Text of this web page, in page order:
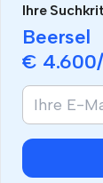
Ihre
Beersel
€ 4.600